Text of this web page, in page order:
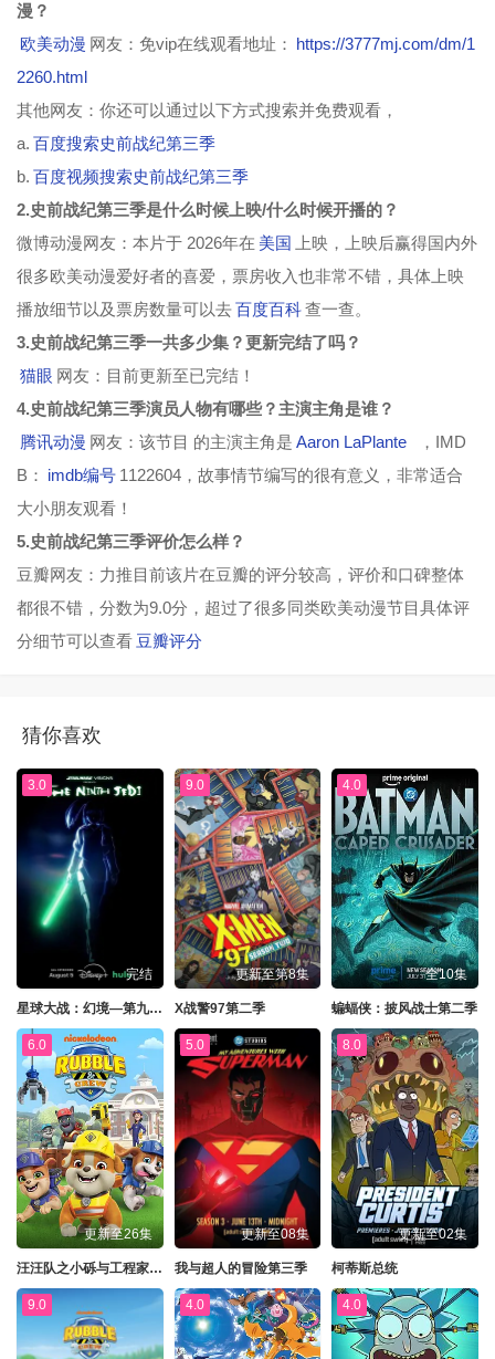
漫？
欧美动漫 网友：免vip在线观看地址： https://3777mj.com/dm/1
2260.html
其他网友：你还可以通过以下方式搜索并免费观看，
a. 百度搜索史前战纪第三季
b. 百度视频搜索史前战纪第三季
2.史前战纪第三季是什么时候上映/什么时候开播的？
微博动漫网友：本片于 2026年在 美国
上映，上映后赢得国内外
很多欧美动漫爱好者的喜爱，票房收入也非常不错，具体上映
播放细节以及票房数量可以去百度百科查一查。
3.史前战纪第三季一共多少集？更新完结了吗？
猫眼 网友：目前更新至已完结！
4.史前战纪第三季演员人物有哪些？主演主角是谁？
腾讯动漫 网友：该节目 的主演主角是 Aaron LaPlante
，IMD
B： imdb编号 1122604，故事情节编写的很有意义，非常适合
大小朋友观看！
5.史前战纪第三季评价怎么样？
豆瓣网友：力推目前该片在豆瓣的评分较高，评价和口碑整体
都很不错，分数为9.0分，超过了很多同类欧美动漫节目具体评
分细节可以查看 豆瓣评分
猜你喜欢
3.0
完结
星球大战：幻境—第九个绝地武士
9.0
更新至第8集
X战警97第二季
4.0
全10集
蝙蝠侠：披风战士第二季
6.0
更新至26集
汪汪队之小砾与工程家族第三季
5.0
更新至08集
我与超人的冒险第三季
8.0
更新至02集
柯蒂斯总统
9.0 4.0 4.0